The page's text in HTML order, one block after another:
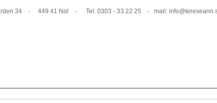
- Tel: 0303 - 33 22 25 - mail: